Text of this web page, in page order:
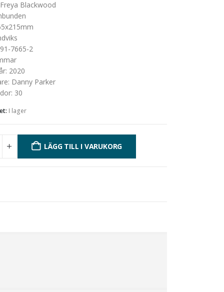
Freya Blackwood
7665-2
: 2020
: Danny Parker
: 30
I lager
LÄGG TILL I VARUKORG